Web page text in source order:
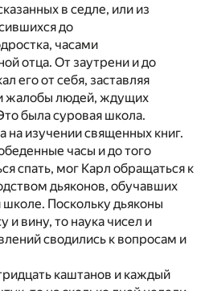
в седле, или из
до
часами
отца. От заутрени и до
его от себя, заставляя
жалобы людей, ждущих
была суровая школа.
на изучении священных книг.
часы и до того
спать, мог Карл обращаться к
дьяконов, обучавших
Поскольку дьяконы
и вину, то наука чисел и
сводились к вопросам и
каштанов и каждый